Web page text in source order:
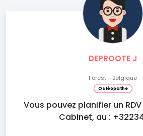
DEPROOTE J
Forest - Belgique
Ostéopathe
Vous pouvez planifier un
Cabinet, au :